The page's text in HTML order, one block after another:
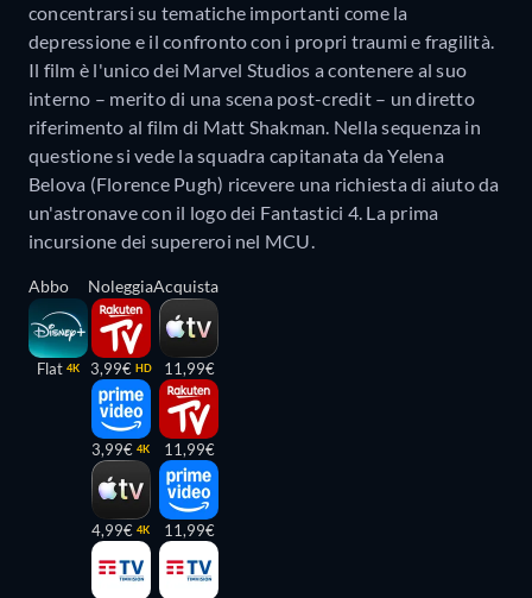
concentrarsi su tematiche importanti come la
depressione e il confronto con i propri traumi e fragilità.
Il film è l'unico dei Marvel Studios a contenere al suo
interno – merito di una scena post-credit – un diretto
riferimento al film di Matt Shakman. Nella sequenza in
questione si vede la squadra capitanata da Yelena
Belova (Florence Pugh) ricevere una richiesta di aiuto da
un'astronave con il logo dei Fantastici 4. La prima
incursione dei supereroi nel MCU.
Abbo
Flat 4K
Noleggia
3,99€ HD
3,99€ 4K
4,99€ 4K
Acquista
11,99€
11,99€
11,99€